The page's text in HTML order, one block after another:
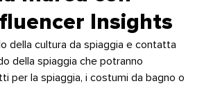
Insights​​
della cultura da spiaggia e contatta
della spiaggia che potranno
per la spiaggia, i costumi da bagno o